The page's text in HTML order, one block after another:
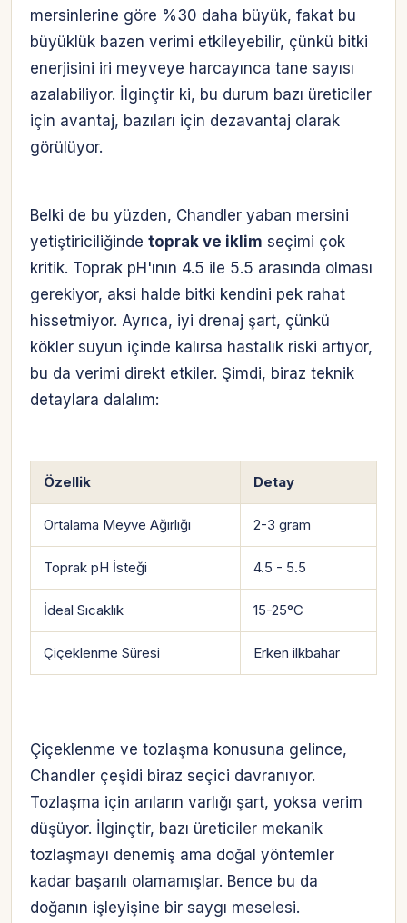
mersinlerine göre %30 daha büyük, fakat bu
büyüklük bazen verimi etkileyebilir, çünkü bitki
enerjisini iri meyveye harcayınca tane sayısı
azalabiliyor. İlginçtir ki, bu durum bazı üreticiler
için avantaj, bazıları için dezavantaj olarak
görülüyor.
Belki de bu yüzden, Chandler yaban mersini
yetiştiriciliğinde toprak ve iklim seçimi çok
kritik. Toprak pH'ının 4.5 ile 5.5 arasında olması
gerekiyor, aksi halde bitki kendini pek rahat
hissetmiyor. Ayrıca, iyi drenaj şart, çünkü
kökler suyun içinde kalırsa hastalık riski artıyor,
bu da verimi direkt etkiler. Şimdi, biraz teknik
detaylara dalalım:
Özellik Detay
Ortalama Meyve Ağırlığı 2-3 gram
Toprak pH İsteği 4.5 - 5.5
İdeal Sıcaklık 15-25°C
Çiçeklenme Süresi Erken ilkbahar
Çiçeklenme ve tozlaşma konusuna gelince,
Chandler çeşidi biraz seçici davranıyor.
Tozlaşma için arıların varlığı şart, yoksa verim
düşüyor. İlginçtir, bazı üreticiler mekanik
tozlaşmayı denemiş ama doğal yöntemler
kadar başarılı olamamışlar. Bence bu da
doğanın işleyişine bir saygı meselesi.